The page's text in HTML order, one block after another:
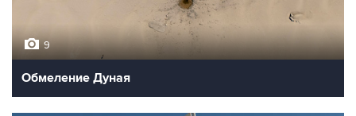
9
Обмеление Дуная